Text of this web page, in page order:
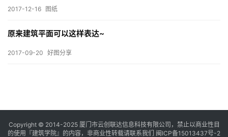
极
2017-12-16 图纸
原来建筑平面可以这样表达~
2017-09-20 好图分享
Copyright © 2014-2025 厦门市云创联达信息科技有限公司，禁止以商业性目
的使用『建筑学院』的内容，非商业性转载请联系我们 闽ICP备15013437号-2